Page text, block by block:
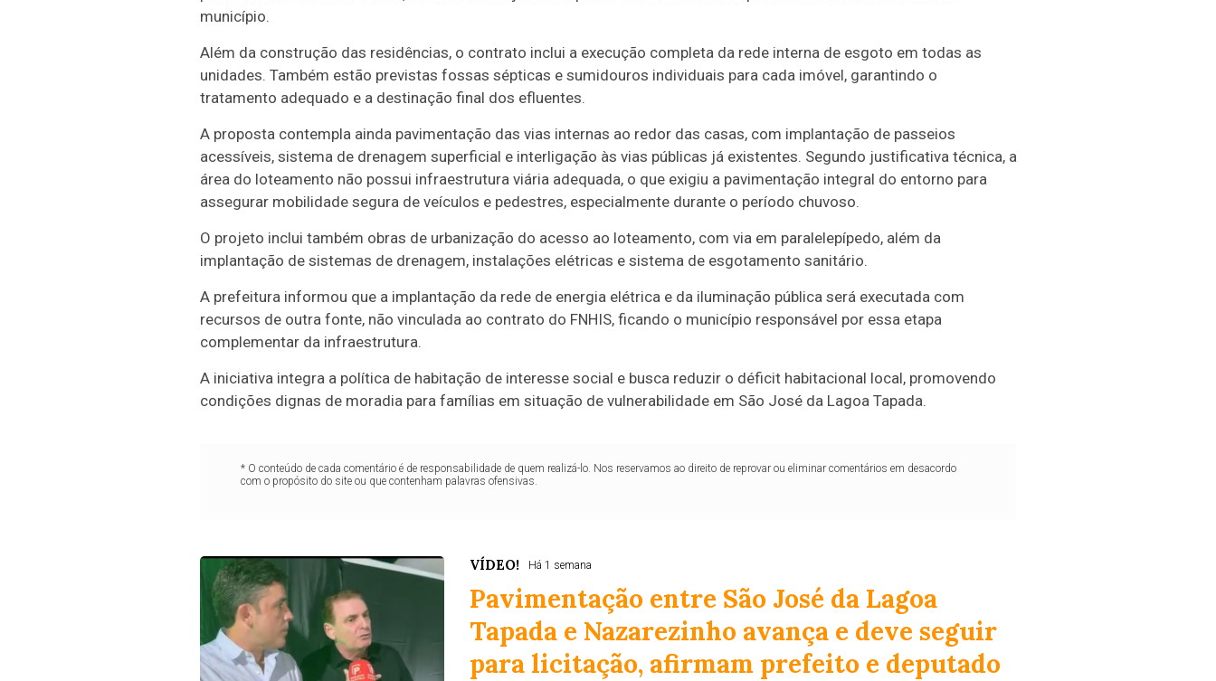
município.
Além da construção das residências, o contrato inclui a execução completa da rede interna de esgoto em todas as
unidades. Também estão previstas fossas sépticas e sumidouros individuais para cada imóvel, garantindo o
tratamento adequado e a destinação final dos efluentes.
A proposta contempla ainda pavimentação das vias internas ao redor das casas, com implantação de passeios
acessíveis, sistema de drenagem superficial e interligação às vias públicas já existentes. Segundo justificativa técnica, a
área do loteamento não possui infraestrutura viária adequada, o que exigiu a pavimentação integral do entorno para
assegurar mobilidade segura de veículos e pedestres, especialmente durante o período chuvoso.
O projeto inclui também obras de urbanização do acesso ao loteamento, com via em paralelepípedo, além da
implantação de sistemas de drenagem, instalações elétricas e sistema de esgotamento sanitário.
A prefeitura informou que a implantação da rede de energia elétrica e da iluminação pública será executada com
recursos de outra fonte, não vinculada ao contrato do FNHIS, ficando o município responsável por essa etapa
complementar da infraestrutura.
A iniciativa integra a política de habitação de interesse social e busca reduzir o déficit habitacional local, promovendo
condições dignas de moradia para famílias em situação de vulnerabilidade em São José da Lagoa Tapada.
* O conteúdo de cada comentário é de responsabilidade de quem realizá-lo. Nos reservamos ao direito de reprovar ou eliminar comentários em desacordo
com o propósito do site ou que contenham palavras ofensivas.
VÍDEO! Há 1 semana
Pavimentação entre São José da Lagoa
Tapada e Nazarezinho avança e deve seguir
para licitação, afirmam prefeito e deputado